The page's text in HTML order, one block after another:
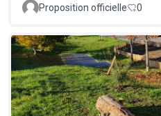
Proposition officielle 0